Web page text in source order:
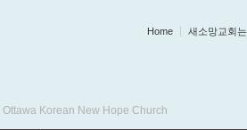
Home 새소망교회는
Korean New Hope Church